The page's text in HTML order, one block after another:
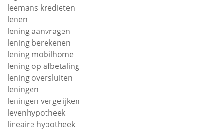
leemans kredieten
lenen
lening aanvragen
lening berekenen
lening mobilhome
lening op afbetaling
lening oversluiten
leningen
leningen vergelijken
levenhypotheek
lineaire hypotheek